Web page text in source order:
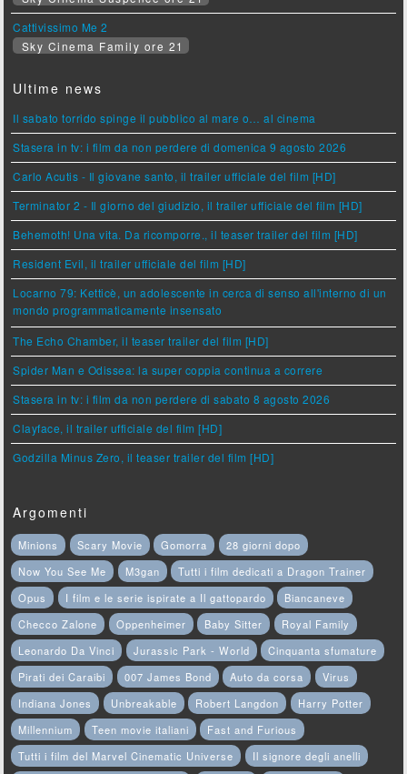
Cattivissimo Me 2
Sky Cinema Family ore 21
Ultime news
Il sabato torrido spinge il pubblico al mare o… al cinema
Stasera in tv: i film da non perdere di domenica 9 agosto 2026
Carlo Acutis - Il giovane santo, il trailer ufficiale del film [HD]
Terminator 2 - Il giorno del giudizio, il trailer ufficiale del film [HD]
Behemoth! Una vita. Da ricomporre., il teaser trailer del film [HD]
Resident Evil, il trailer ufficiale del film [HD]
Locarno 79: Ketticè, un adolescente in cerca di senso all'interno di un
mondo programmaticamente insensato
The Echo Chamber, il teaser trailer del film [HD]
Spider Man e Odissea: la super coppia continua a correre
Stasera in tv: i film da non perdere di sabato 8 agosto 2026
Clayface, il trailer ufficiale del film [HD]
Godzilla Minus Zero, il teaser trailer del film [HD]
Argomenti
Minions Scary Movie Gomorra
28 giorni dopo
Now You See Me
M3gan
Tutti i film dedicati a Dragon Trainer
Opus
I film e le serie ispirate a Il gattopardo
Biancaneve
Checco Zalone
Oppenheimer Baby Sitter
Royal Family
Leonardo Da Vinci
Jurassic Park - World
Cinquanta sfumature
Pirati dei Caraibi
007 James Bond Auto da corsa
Virus
Indiana Jones
Unbreakable Robert Langdon
Harry Potter
Millennium
Teen movie italiani
Fast and Furious
Tutti i film del Marvel Cinematic Universe
Il signore degli anelli